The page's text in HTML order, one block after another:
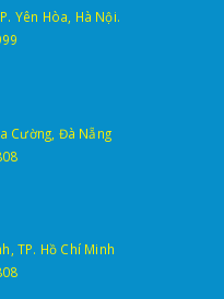
Yên Hòa, Hà Nội.
Cường, Đà Nẵng
TP. Hồ Chí Minh